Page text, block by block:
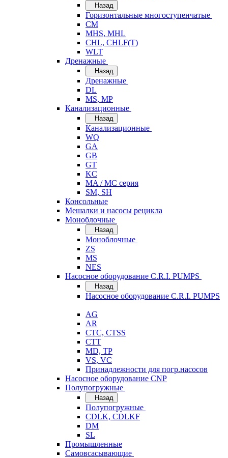
Назад
Горизонтальные многоступенчатые
CM
MHS, MHL
CHL, CHLF(T)
WLT
Дренажные
Назад
Дренажные
DL
MS, MP
Канализационные
Назад
Канализационные
WQ
GA
GB
GT
KC
MA / MC серия
SM, SH
Консольные
Мешалки и насосы рецикла
Моноблочные
Назад
Моноблочные
ZS
MS
NES
Насосное оборудование C.R.I. PUMPS
Назад
Насосное оборудование C.R.I. PUMPS
AG
AR
CTC, CTSS
CTT
MD, TP
VS, VC
Принадлежности для погр.насосов
Насосное оборудование CNP
Полупогружные
Назад
Полупогружные
CDLK, CDLKF
DM
SL
Промышленные
Самовсасывающие